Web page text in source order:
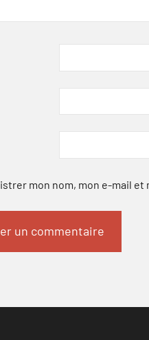
mon nom, mon e-mail et